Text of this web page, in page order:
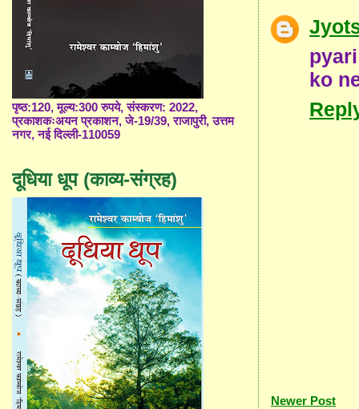
ko
Newer Post
पृष्ठ:120, मूल्य:300 रुपये, संस्करण: 2022,
प्रकाशकःअयन प्रकाशन, जे-19/39, राजापुरी, उत्तम
नगर, नई दिल्ली-110059
दूधिया धूप (काव्य-संग्रह)